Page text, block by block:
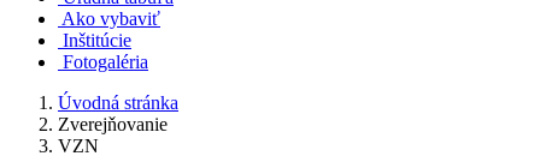
Ako vybaviť
Inštitúcie
Fotogaléria
Úvodná stránka
Zverejňovanie
VZN